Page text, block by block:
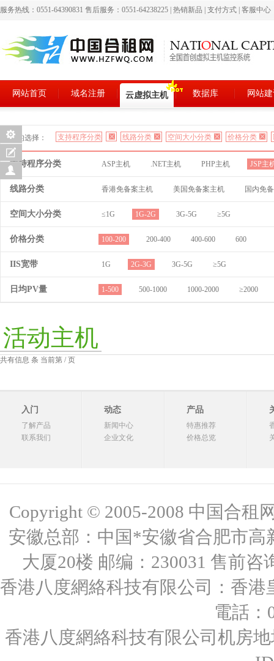
服务热线：0551-64390831 售后服务：0551-64238225 热销新品 支付方式 客服中心
网站首页 域名注册 云虚拟主机 数据库 网站
您的选择： 支持程序分类 线路分类 空间大小分类 价格分类
支持程序分类 ASP主机 .NET主机 PHP主机 JSP主
线路分类 香港免备案主机 美国免备案主机 国内免
空间大小分类 ≤1G 1G-2G 3G-5G ≥5G
价格分类 100-200 200-400 400-600 600
IIS宽带 1G 2G-3G 3G-5G ≥5G
日均PV量 1-500 500-1000 1000-2000 ≥2000
活动主机
共有信息 条 当前第 / 页
入门
了解产品
联系我们
动态
新闻中心
企业文化
产品
特惠推荐
价格总览
Copyright © 2005-2008 中国合租
安徽总部：中国*安徽省合肥市
大厦20楼 邮编：230031 售前咨
香港八度網絡科技有限公司：香
電話：
香港八度網絡科技有限公司机房